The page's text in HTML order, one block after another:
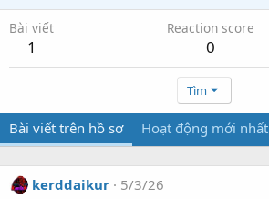
Bài viết
1
Reaction score
0
Tìm
Bài viết trên hồ sơ Hoạt động mới nhất
kerddaikur
5/3/26